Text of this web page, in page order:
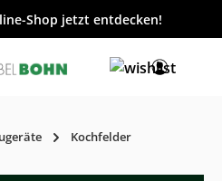
Shop jetzt entdecken!
Kochfelder